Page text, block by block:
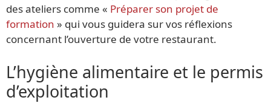
des ateliers comme « Préparer son projet de
formation » qui vous guidera sur vos réflexions
concernant l’ouverture de votre restaurant.
L’hygiène alimentaire et le permis
d’exploitation